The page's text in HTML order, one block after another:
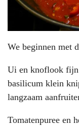
We beginnen met
Ui en knoflook fijn
basilicum klein
langzaam
Tomatenpuree en